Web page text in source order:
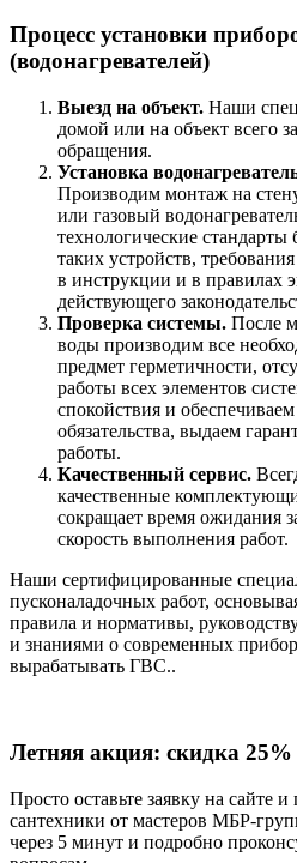
Процесс установки
(водонагревателей)
Выезд на объект. Наши
домой или на объект всего
обращения.
Установка
Производим монтаж на
или газовый
технологические стандарты
таких устройств,
в инструкции и в правилах
действующего
Проверка системы. После
воды производим все
предмет герметичности,
работы всех элементов
спокойствия и
обязательства, выдаем
работы.
Качественный сервис.
качественные
сокращает время ожидания
скорость выполнения работ.
Наши сертифицированные
пусконаладочных работ,
правила и нормативы,
и знаниями о современных
вырабатывать ГВС..
Летняя акция: скидка 25%
Просто оставьте заявку на сайте
сантехники от мастеров МБР-
через 5 минут и подробно